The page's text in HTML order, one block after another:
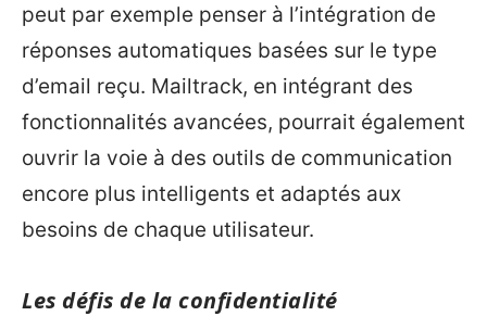
peut par exemple penser à l’intégration de
réponses automatiques basées sur le type
d’email reçu. Mailtrack, en intégrant des
fonctionnalités avancées, pourrait également
ouvrir la voie à des outils de communication
encore plus intelligents et adaptés aux
besoins de chaque utilisateur.
Les défis de la confidentialité